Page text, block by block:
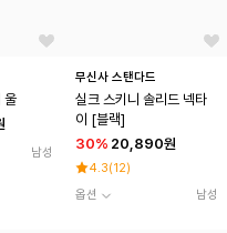
울
남성
무신사 스탠다드
실크 스키니 솔리드 넥타
이 [블랙]
30% 20,890원
4.3(12)
옵션
남성